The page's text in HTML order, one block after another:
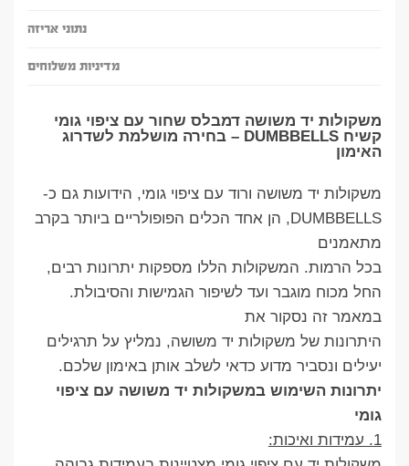
נתוני אריזה
מדיניות משלוחים
משקולות יד משושה דמבלס שחור עם ציפוי גומי
קשיח DUMBBELLS – בחירה מושלמת לשדרוג
האימון
משקולות יד משושה ורוד עם ציפוי גומי, הידועות גם כ-
DUMBBELLS, הן אחד הכלים הפופולריים ביותר בקרב
מתאמנים
בכל הרמות. המשקולות הללו מספקות יתרונות רבים,
החל מכוח מוגבר ועד לשיפור הגמישות והסיבולת.
במאמר זה נסקור את
היתרונות של משקולות יד משושה, נמליץ על תרגילים
יעילים ונסביר מדוע כדאי לשלב אותן באימון שלכם.
יתרונות השימוש במשקולות יד משושה עם ציפוי
גומי
1. עמידות ואיכות: